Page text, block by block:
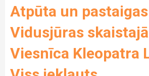
Atpūta un
Vidusjūras
Viesnīca Kleopatra